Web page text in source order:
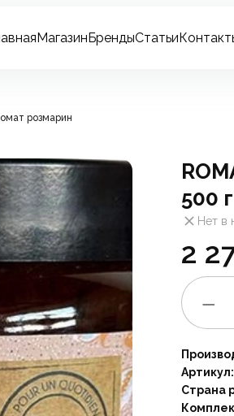
МагазинБрендыСтатьи
розмарин
500
Нет в
2
−
Артикул:
Страна